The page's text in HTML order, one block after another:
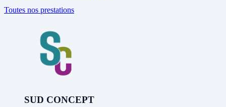
Toutes nos prestations
SUD CONCEPT